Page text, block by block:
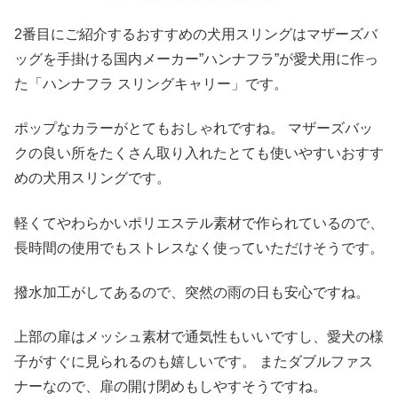
2番目にご紹介するおすすめの犬用スリングはマザーズバ
ッグを手掛ける国内メーカー”ハンナフラ”が愛犬用に作っ
た「ハンナフラ スリングキャリー」です。
ポップなカラーがとてもおしゃれですね。 マザーズバッ
クの良い所をたくさん取り入れたとても使いやすいおすす
めの犬用スリングです。
軽くてやわらかいポリエステル素材で作られているので、
長時間の使用でもストレスなく使っていただけそうです。
撥水加工がしてあるので、突然の雨の日も安心ですね。
上部の扉はメッシュ素材で通気性もいいですし、愛犬の様
子がすぐに見られるのも嬉しいです。 またダブルファス
ナーなので、扉の開け閉めもしやすそうですね。